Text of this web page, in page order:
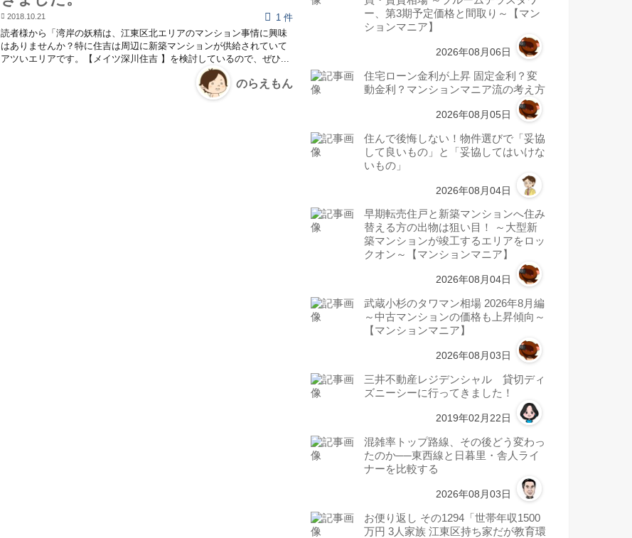
2018.10.21
1 件
読者様から「湾岸の妖精は、江東区北エリアのマンション事情に興味
はありませんか？特に住吉は周辺に新築マンションが供給されていて
アツいエリアです。【メイツ深川住吉 】を検討しているので、ぜひ...
のらえもん
ー、第3期予定価格と間取り～【マン
ションマニア】
2026年08月06日
住宅ローン金利が上昇 固定金利？変
動金利？マンションマニア流の考え方
2026年08月05日
住んで後悔しない！物件選びで「妥協
して良いもの」と「妥協してはいけな
いもの」
2026年08月04日
早期転売住戸と新築マンションへ住み
替える方の出物は狙い目！ ～大型新
築マンションが竣工するエリアをロッ
クオン～【マンションマニア】
2026年08月04日
武蔵小杉のタワマン相場 2026年8月編
～中古マンションの価格も上昇傾向～
【マンションマニア】
2026年08月03日
三井不動産レジデンシャル 貸切ディ
ズニーシーに行ってきました！
2019年02月22日
混雑率トップ路線、その後どう変わっ
たのか──東西線と日暮里・舎人ライ
ナーを比較する
2026年08月03日
お便り返し その1294「世帯年収1500
万円 3人家族 江東区持ち家だが教育環